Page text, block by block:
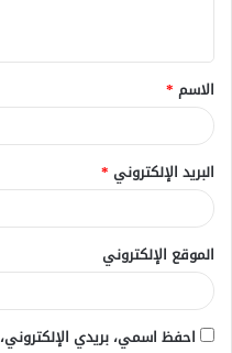
ق
*
الاسم *
البريد الإلكتروني *
الموقع الإلكتروني
احفظ اسمي، بريدي